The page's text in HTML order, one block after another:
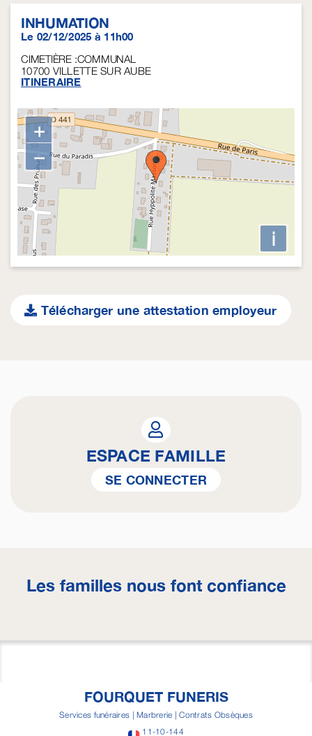
INHUMATION
Le 02/12/2025 à 11h00
CIMETIÈRE :COMMUNAL
10700 VILLETTE SUR AUBE
ITINERAIRE
+
−
i
Télécharger une attestation employeur
ESPACE FAMILLE
SE CONNECTER
Les familles nous font confiance
FOURQUET FUNERIS
Services funéraires | Marbrerie | Contrats Obsèques
11-10-144